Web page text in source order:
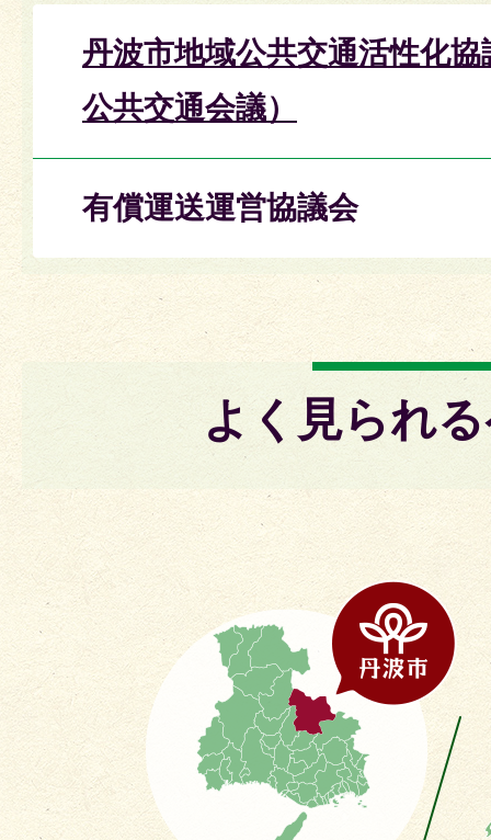
丹波市地域公共交通活性化
公共交通会議）
有償運送運営協議会
よく見られ